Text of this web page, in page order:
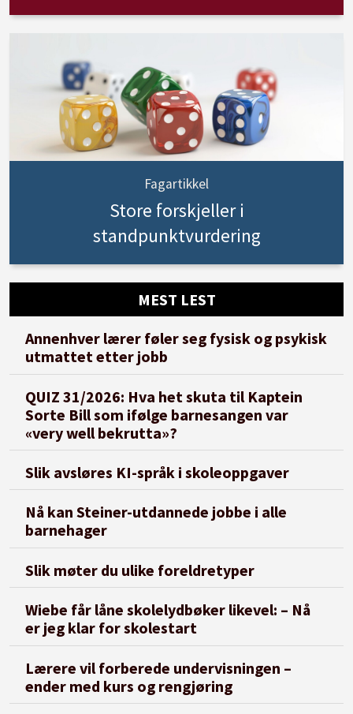
Fagartikkel
Store forskjeller i
standpunktvurdering
MEST LEST
Annenhver lærer føler seg fysisk og psykisk
utmattet etter jobb
QUIZ 31/2026: Hva het skuta til Kaptein
Sorte Bill som ifølge barnesangen var
«very well bekrutta»?
Slik avsløres KI-språk i skoleoppgaver
Nå kan Steiner-utdannede jobbe i alle
barnehager
Slik møter du ulike foreldretyper
Wiebe får låne skolelydbøker likevel: – Nå
er jeg klar for skolestart
Lærere vil forberede undervisningen –
ender med kurs og rengjøring